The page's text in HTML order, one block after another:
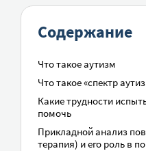
Содержание
Что такое аутизм
Что такое «спектр
Какие трудности
помочь
Прикладной анализ
терапия) и его роль в